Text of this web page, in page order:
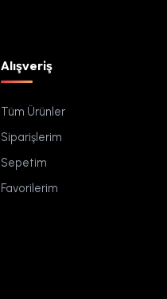
Alışveriş
Tüm Ürünler
Siparişlerim
Sepetim
Favorilerim